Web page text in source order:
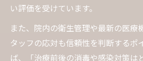
下手な歯医者の判断基準
親知らず治療前に知りたい重要
い評価を受けています。
また、院内の衛生管理や最新の医療
タッフの応対も信頼性を判断するポ
ば、「治療前後の消毒や感染対策は